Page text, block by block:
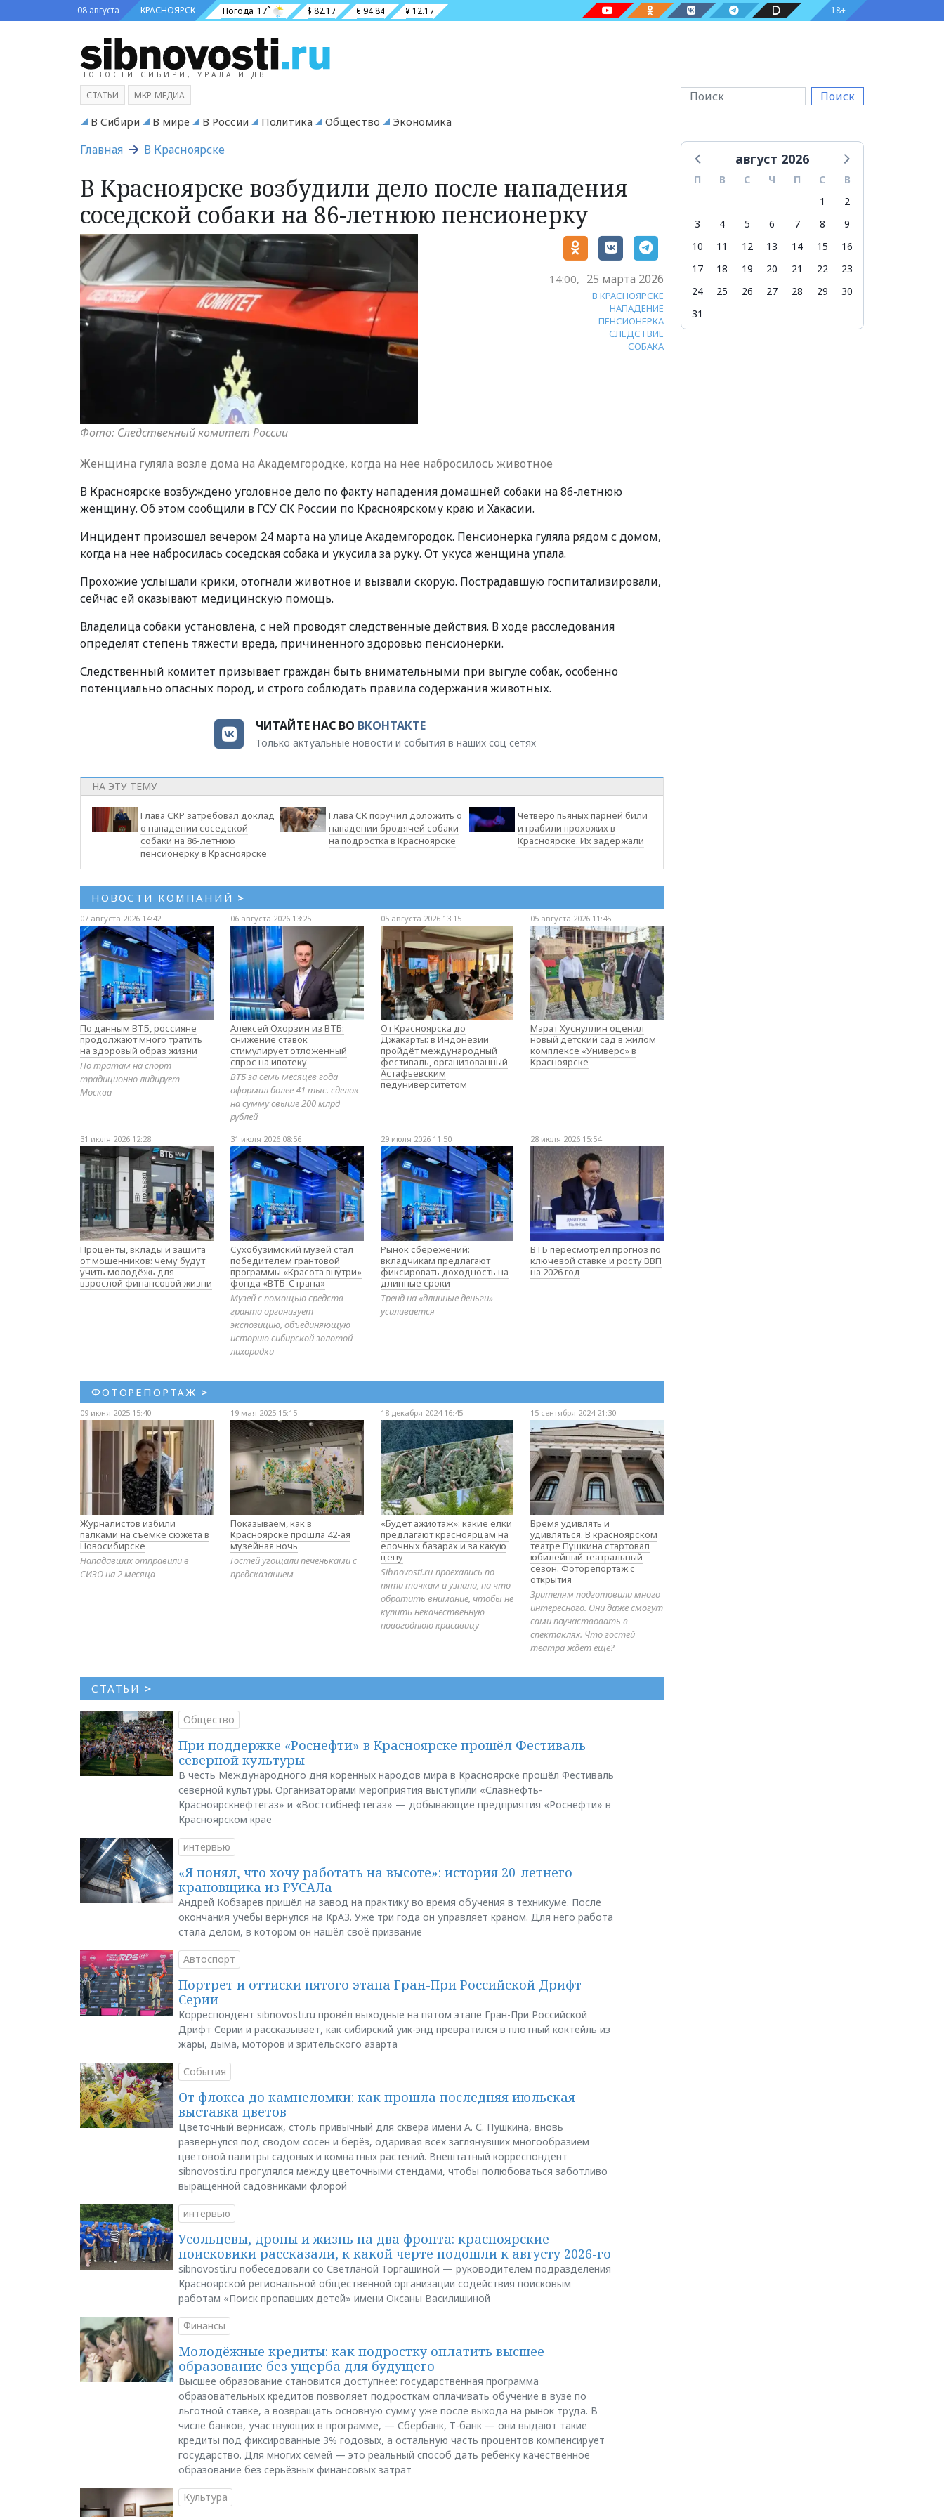
08 августа КРАСНОЯРСК Погода 17˚ $ 82.17 € 94.84 ¥ 12.17 18+
НОВОСТИ СИБИРИ, УРАЛА И ДВ
Поиск
СТАТЬИ МКР-МЕДИА
В Сибири В мире В России Политика Общество Экономика
Главная В Красноярске
В Красноярске возбудили дело после нападения
соседской собаки на 86-летнюю пенсионерку
Фото: Следственный комитет России
14:00, 25 марта 2026
В КРАСНОЯРСКЕ
НАПАДЕНИЕ
ПЕНСИОНЕРКА
СЛЕДСТВИЕ
СОБАКА
Женщина гуляла возле дома на Академгородке, когда на нее набросилось животное
В Красноярске возбуждено уголовное дело по факту нападения домашней собаки на 86-летнюю
женщину. Об этом сообщили в ГСУ СК России по Красноярскому краю и Хакасии.
Инцидент произошел вечером 24 марта на улице Академгородок. Пенсионерка гуляла рядом с домом,
когда на нее набросилась соседская собака и укусила за руку. От укуса женщина упала.
Прохожие услышали крики, отогнали животное и вызвали скорую. Пострадавшую госпитализировали,
сейчас ей оказывают медицинскую помощь.
Владелица собаки установлена, с ней проводят следственные действия. В ходе расследования
определят степень тяжести вреда, причиненного здоровью пенсионерки.
Следственный комитет призывает граждан быть внимательными при выгуле собак, особенно
потенциально опасных пород, и строго соблюдать правила содержания животных.
ЧИТАЙТЕ НАС ВО ВКОНТАКТЕ
Только актуальные новости и события в наших соц сетях
НА ЭТУ ТЕМУ
Глава СКР затребовал доклад
о нападении соседской
собаки на 86-летнюю
пенсионерку в Красноярске
Глава СК поручил доложить о
нападении бродячей собаки
на подростка в Красноярске
Четверо пьяных парней били
и грабили прохожих в
Красноярске. Их задержали
НОВОСТИ КОМПАНИЙ >
07 августа 2026 14:42
По данным ВТБ, россияне
продолжают много тратить
на здоровый образ жизни
По тратам на спорт
традиционно лидирует
Москва
06 августа 2026 13:25
Алексей Охорзин из ВТБ:
снижение ставок
стимулирует отложенный
спрос на ипотеку
ВТБ за семь месяцев года
оформил более 41 тыс. сделок
на сумму свыше 200 млрд
рублей
05 августа 2026 13:15
От Красноярска до
Джакарты: в Индонезии
пройдёт международный
фестиваль, организованный
Астафьевским
педуниверситетом
05 августа 2026 11:45
Марат Хуснуллин оценил
новый детский сад в жилом
комплексе «Универс» в
Красноярске
31 июля 2026 12:28
Проценты, вклады и защита
от мошенников: чему будут
учить молодёжь для
взрослой финансовой жизни
31 июля 2026 08:56
Сухобузимский музей стал
победителем грантовой
программы «Красота внутри»
фонда «ВТБ-Страна»
Музей с помощью средств
гранта организует
экспозицию, объединяющую
историю сибирской золотой
лихорадки
29 июля 2026 11:50
Рынок сбережений:
вкладчикам предлагают
фиксировать доходность на
длинные сроки
Тренд на «длинные деньги»
усиливается
28 июля 2026 15:54
ВТБ пересмотрел прогноз по
ключевой ставке и росту ВВП
на 2026 год
ФОТОРЕПОРТАЖ >
09 июня 2025 15:40
Журналистов избили
палками на съемке сюжета в
Новосибирске
Нападавших отправили в
СИЗО на 2 месяца
19 мая 2025 15:15
Показываем, как в
Красноярске прошла 42-ая
музейная ночь
Гостей угощали печеньками с
предсказанием
18 декабря 2024 16:45
«Будет ажиотаж»: какие елки
предлагают красноярцам на
елочных базарах и за какую
цену
Sibnovosti.ru проехались по
пяти точкам и узнали, на что
обратить внимание, чтобы не
купить некачественную
новогоднюю красавицу
15 сентября 2024 21:30
Время удивлять и
удивляться. В красноярском
театре Пушкина стартовал
юбилейный театральный
сезон. Фоторепортаж с
открытия
Зрителям подготовили много
интересного. Они даже смогут
сами поучаствовать в
спектаклях. Что гостей
театра ждет еще?
СТАТЬИ >
Общество
При поддержке «Роснефти» в Красноярске прошёл Фестиваль
северной культуры
В честь Международного дня коренных народов мира в Красноярске прошёл Фестиваль
северной культуры. Организаторами мероприятия выступили «Славнефть-
Красноярскнефтегаз» и «Востсибнефтегаз» — добывающие предприятия «Роснефти» в
Красноярском крае
интервью
«Я понял, что хочу работать на высоте»: история 20-летнего
крановщика из РУСАЛа
Андрей Кобзарев пришёл на завод на практику во время обучения в техникуме. После
окончания учёбы вернулся на КрАЗ. Уже три года он управляет краном. Для него работа
стала делом, в котором он нашёл своё призвание
Автоспорт
Портрет и оттиски пятого этапа Гран-При Российской Дрифт
Серии
Корреспондент sibnovosti.ru провёл выходные на пятом этапе Гран-При Российской
Дрифт Серии и рассказывает, как сибирский уик-энд превратился в плотный коктейль из
жары, дыма, моторов и зрительского азарта
События
От флокса до камнеломки: как прошла последняя июльская
выставка цветов
Цветочный вернисаж, столь привычный для сквера имени А. С. Пушкина, вновь
развернулся под сводом сосен и берёз, одаривая всех заглянувших многообразием
цветовой палитры садовых и комнатных растений. Внештатный корреспондент
sibnovosti.ru прогулялся между цветочными стендами, чтобы полюбоваться заботливо
выращенной садовниками флорой
интервью
Усольцевы, дроны и жизнь на два фронта: красноярские
поисковики рассказали, к какой черте подошли к августу 2026-го
sibnovosti.ru побеседовали со Светланой Торгашиной — руководителем подразделения
Красноярской региональной общественной организации содействия поисковым
работам «Поиск пропавших детей» имени Оксаны Василишиной
Финансы
Молодёжные кредиты: как подростку оплатить высшее
образование без ущерба для будущего
Высшее образование становится доступнее: государственная программа
образовательных кредитов позволяет подросткам оплачивать обучение в вузе по
льготной ставке, а возвращать основную сумму уже после выхода на рынок труда. В
числе банков, участвующих в программе, — Сбербанк, Т-банк — они выдают такие
кредиты под фиксированные 3% годовых, а остальную часть процентов компенсирует
государство. Для многих семей — это реальный способ дать ребёнку качественное
образование без серьёзных финансовых затрат
Культура
август 2026
П В С Ч П С
В
1
2
3
4 5 6 7 8
9
10
11 12 13 14 15
16
17
18 19 20 21 22
23
24
25 26 27 28 29
30
31